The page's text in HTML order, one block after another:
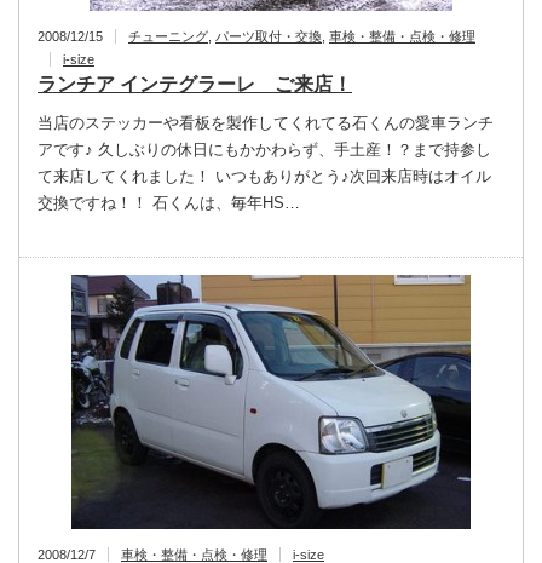
2008/12/15 チューニング パーツ取付・交換 車検・整備・点検・修理
i-size
ランチア インテグラーレ ご来店！
当店のステッカーや看板を製作してくれてる石くんの愛車ランチ
アです♪ 久しぶりの休日にもかかわらず、手土産！？まで持参し
て来店してくれました！ いつもありがとう♪次回来店時はオイル
交換ですね！！ 石くんは、毎年HS…
2008/12/7 車検・整備・点検・修理 i-size